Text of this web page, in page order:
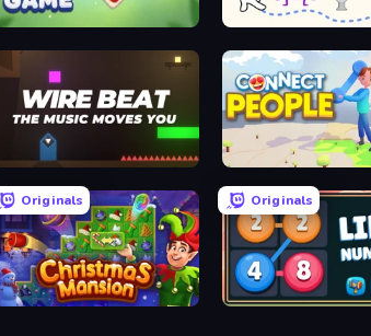
Line Game Toilet Rush - Draw
Wire Beat Connect People:
Originals
Christmas Mansion
Originals
2248 Puzzle - Link